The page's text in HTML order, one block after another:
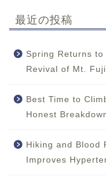
最近の投稿
Spring Returns
Revival of Mt.
Best Time to
Honest
Hiking and Blood
Improves